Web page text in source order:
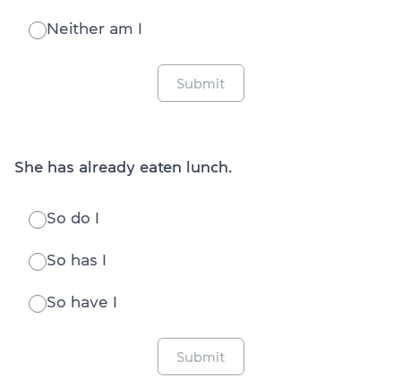
Neither am I
Submit
She has already eaten lunch.
So do I
So has I
So have I
Submit